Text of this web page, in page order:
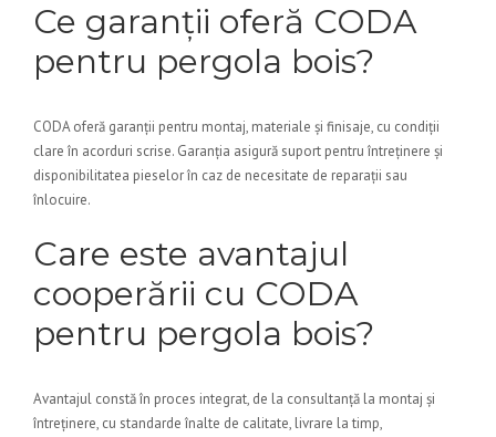
Ce garanții oferă CODA
pentru pergola bois?
CODA oferă garanții pentru montaj, materiale și finisaje, cu condiții
clare în acorduri scrise. Garanția asigură suport pentru întreținere și
disponibilitatea pieselor în caz de necesitate de reparații sau
înlocuire.
Care este avantajul
cooperării cu CODA
pentru pergola bois?
Avantajul constă în proces integrat, de la consultanță la montaj și
întreținere, cu standarde înalte de calitate, livrare la timp,